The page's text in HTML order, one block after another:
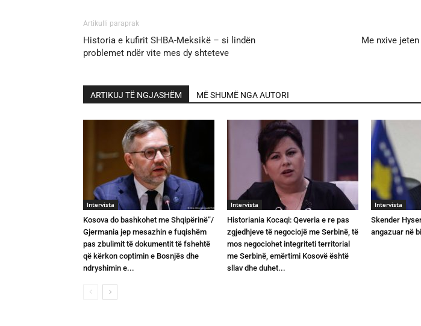
Artikulli paraprak
Historia e kufirit SHBA-Meksikë – si lindën
problemet ndër vite mes dy shteteve
Me nxive
ARTIKUJ TË NGJASHËM MË SHUMË NGA AUTORI
Intervista
Kosova do bashkohet me Shqipërinë”/
Gjermania jep mesazhin e fuqishëm
pas zbulimit të dokumentit të fshehtë
që kërkon coptimin e Bosnjës dhe
ndryshimin e...
Intervista
Historiania Kocaqi: Qeveria e re pas
zgjedhjeve të negociojë me Serbinë, të
mos negociohet integriteti territorial
me Serbinë, emërtimi Kosovë është
sllav dhe duhet...
Intervista
Skender
angazuar në